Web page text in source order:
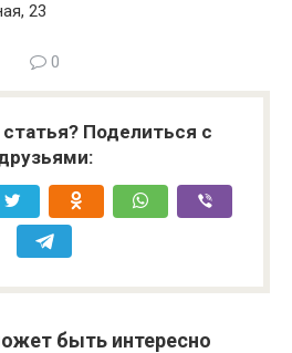
23
0
Поделиться с
быть интересно